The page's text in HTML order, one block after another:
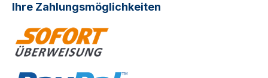
Ihre Zahlungsmöglichkeiten